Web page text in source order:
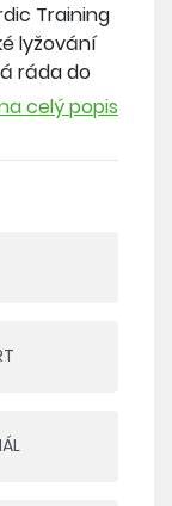
Training
lyžování
ráda do
před
poskytuje
v
Zadní
s
větru a
celý popis